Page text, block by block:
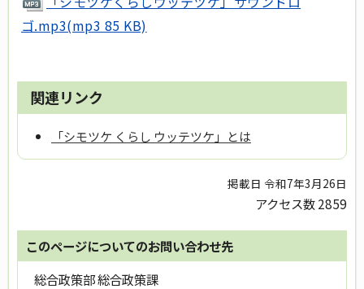
ゴ.mp3(mp3 85 KB)
関連リンク
「シモツケ くらし ウッテツケ」とは
掲載日 令和7年3月26日
アクセス数2859
このページについてのお問い合わせ先
総合政策部 総合政策課